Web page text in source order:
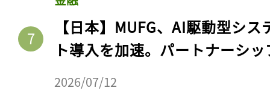
【日本】MUFG、AI駆動型シ
ト導入を加速。パートナーシ
2026/07/12
会員登録